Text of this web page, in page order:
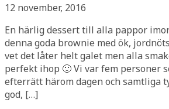
12 november, 2016
En härlig dessert till alla pappor
denna goda brownie med ök,
vet det låter helt galet men alla
perfekt ihop 🙂 Vi var fem personer
efterrätt härom dagen och samtliga
god, […]